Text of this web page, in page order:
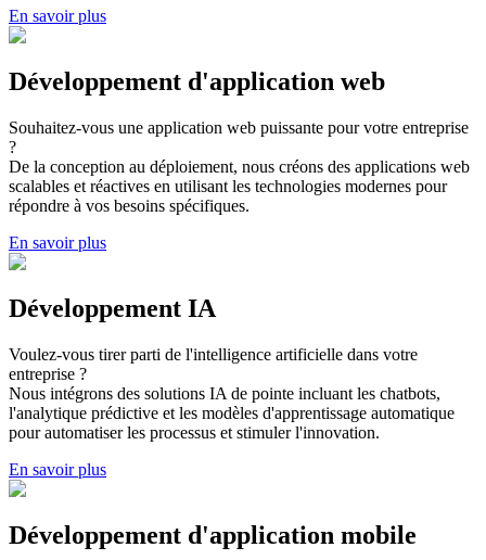
En savoir plus
Développement d'application web
Souhaitez-vous une application web puissante pour votre entreprise
?
De la conception au déploiement, nous créons des applications web
scalables et réactives en utilisant les technologies modernes pour
répondre à vos besoins spécifiques.
En savoir plus
Développement IA
Voulez-vous tirer parti de l'intelligence artificielle dans votre
entreprise ?
Nous intégrons des solutions IA de pointe incluant les chatbots,
l'analytique prédictive et les modèles d'apprentissage automatique
pour automatiser les processus et stimuler l'innovation.
En savoir plus
Développement d'application mobile